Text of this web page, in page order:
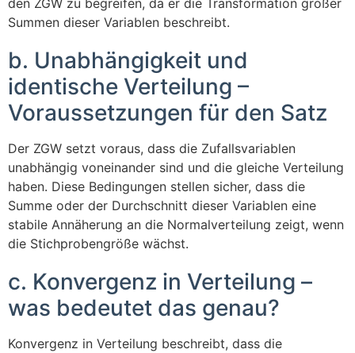
Summen dieser Variablen beschreibt.
b. Unabhängigkeit und
identische Verteilung –
Voraussetzungen für den Satz
Der ZGW setzt voraus, dass die Zufallsvariablen
unabhängig voneinander sind und die gleiche Verteilung
haben. Diese Bedingungen stellen sicher, dass die
Summe oder der Durchschnitt dieser Variablen eine
stabile Annäherung an die Normalverteilung zeigt, wenn
die Stichprobengröße wächst.
c. Konvergenz in Verteilung –
was bedeutet das genau?
Konvergenz in Verteilung beschreibt, dass die